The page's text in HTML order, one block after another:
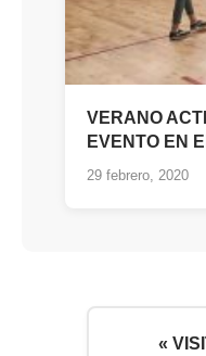
VERANO
EVENTO EN
29 febrero, 2020
«